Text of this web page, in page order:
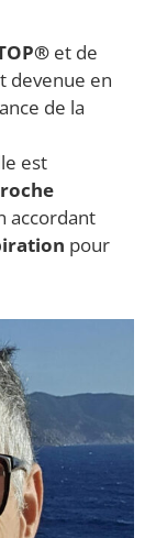
et de
devenue en
de la
est
accordant
pour